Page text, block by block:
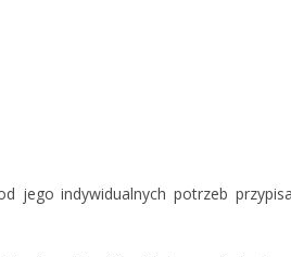
indywidualnych potrzeb